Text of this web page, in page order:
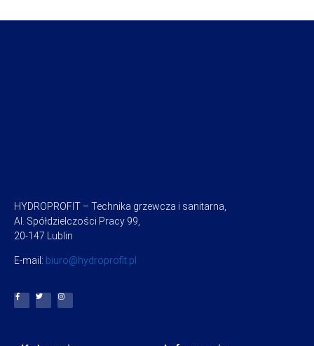
HYDROPROFIT – Technika grzewcza i sanitarna,
Al. Spółdzielczości Pracy 99,
20-147 Lublin
E-mail: biuro@hydroprofit.pl